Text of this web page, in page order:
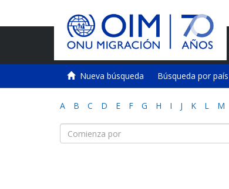
Nueva búsqueda Búsqueda por país
A B C D E F G H I J K L M